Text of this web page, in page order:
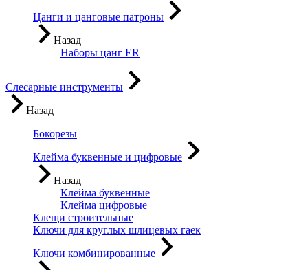
Цанги и цанговые патроны
Назад
Наборы цанг ER
Слесарные инструменты
Назад
Бокорезы
Клейма буквенные и цифровые
Назад
Клейма буквенные
Клейма цифровые
Клещи строительные
Ключи для круглых шлицевых гаек
Ключи комбинированные